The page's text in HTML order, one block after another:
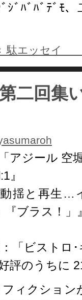
ｼﾞﾊﾞﾊﾞﾃﾞﾓ
駄エッセ
二回集
アジール 空
』
動揺と再生…
『ブラス！」
：「ビストロ
評のうちに
ィクション